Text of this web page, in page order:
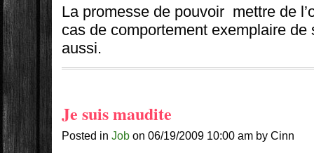
La promesse de pouvoir mettre de
cas de comportement exemplaire de
aussi.
Je suis maudite
Posted inJob on 06/19/2009 10:00 am by Cinn